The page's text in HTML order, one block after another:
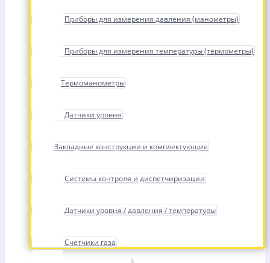
Приборы для измерения давления (манометры)
Приборы для измерения температуры (термометры)
Термоманометры
Датчики уровня
Закладные конструкции и комплектующие
Системы контроля и диспетчиризации
Датчики уровня / давления / температуры
Счетчики газа